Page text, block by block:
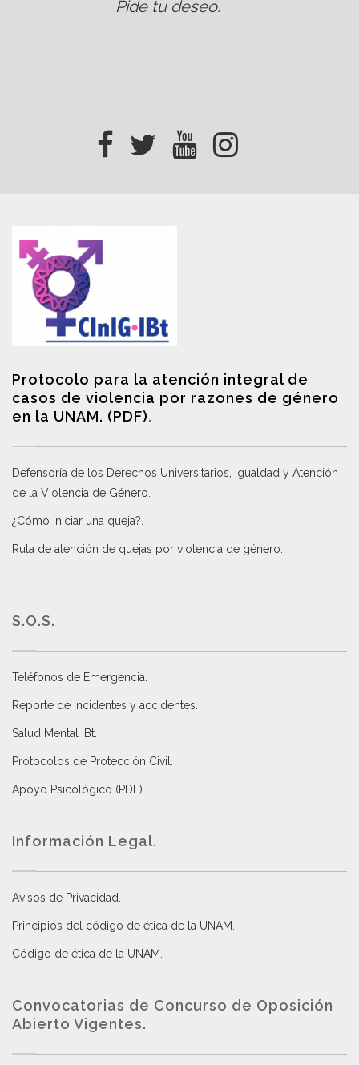
Pide tu deseo.
Protocolo para la atención integral de
casos de violencia por razones de género
en la UNAM. (PDF).
Defensoría de los Derechos Universitarios, Igualdad y Atención
de la Violencia de Género
¿Cómo iniciar una queja?
Ruta de atención de quejas por violencia de género
S.O.S.
Teléfonos de Emergencia.
Reporte de incidentes y accidentes
Salud Mental IBt
Protocolos de Protección Civil
Apoyo Psicológico (PDF)
Información Legal.
Avisos de Privacidad
Principios del código de ética de la UNAM
Código de ética de la UNAM
Convocatorias de Concurso de Oposición
Abierto Vigentes.